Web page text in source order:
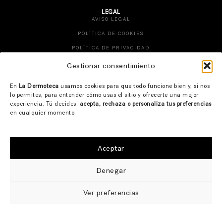
Gestionar consentimiento
En La Dermoteca usamos cookies para que todo funcione bien y, si nos
lo permites, para entender cómo usas el sitio y ofrecerte una mejor
experiencia. Tú decides: acepta, rechaza o personaliza tus preferencias
en cualquier momento.
Aceptar
Denegar
Ver preferencias
LEGAL
AVISO LEGAL
POLÍTICA DE COOKIES
POLÍTICA DE PRIVACIDAD
TÉRMINOS Y CONDICIONES
DESISTIMIENTO DE PEDIDO
TIK TOK
© 2026 LA DERMOTECA. WEBSITE DESIGN BY